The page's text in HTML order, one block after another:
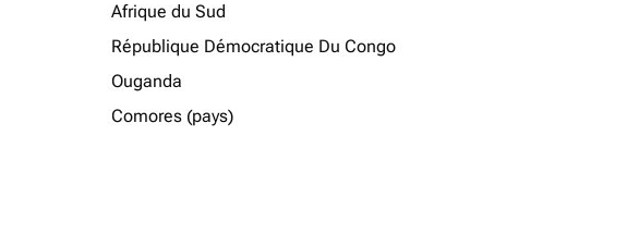
Afrique du Sud
République Démocratique Du Congo
Ouganda
Comores (pays)